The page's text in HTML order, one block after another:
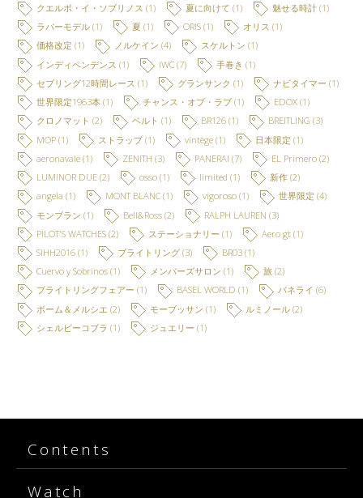
クエルボ・イ・ソブリノス (1) 夏に向けて (1) 魅せる時計(1)
ラバーモデル(1) 夏 (1) ORIS(1) オリス (1)
価格改定 (1) ノルケイン (4) スケルトン (1)
インディペンデンス (1) IWC(7) 手巻き (1)
セブリング12時間レース (1) グランサンク (1) ナビタイマー (1)
世界限定1963本(1) チャンス・オブ・ラブ(1) EDOX(1)
クロノマット (2) ベルト (1) BR126(1) BREITLING (3)
MOP(1) ストラップ(1) vintege(1) 日本限定 (1)
aeronavale(1) ZENITH (3) PANERAI (7) EL Primero(2)
LUMINOR DUE(2) osso(1) limited (1) 新作(2)
angela (1) MONT BLANC(1) vigoroso(1) 世界限定 (4)
モンブラン (1) Bell&Ross(2) RALPH LAUREN (3)
PILOT'S WATCHES(2) ステーショナリー (1) Aero gt(1)
SIHH2016(1) ブライトリング(3) BR03(1)
Cuervo y Sobrinos(1) メンバーズサロン (1) 旅(2)
ブライトリングフェアー (1) BASEL WORLD (1) パネライ (6)
ボーム＆メルシエ (2) モーブッサン (1) ルミノール(2)
シェルビーコブラ (1) ジュエリー (1)
Contents
Watch